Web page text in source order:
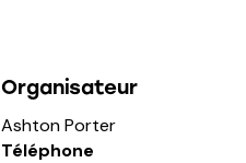
Organisateur
Ashton Porter
Téléphone